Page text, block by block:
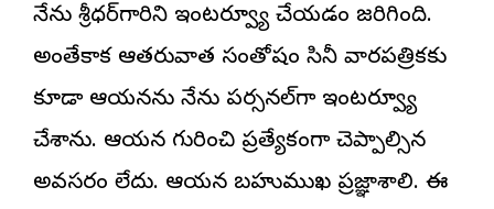
నేను శ్రీధర్‌గారిని ఇంటర్వ్యూ చేయడం జరిగింది.
అంతేకాక ఆతరువాత సంతోషం సినీ వారపత్రికకు
కూడా ఆయనను నేను పర్సనల్‌గా ఇంటర్వ్యూ
చేశాను. ఆయన గురించి ప్రత్యేకంగా చెప్పాల్సిన
అవసరం లేదు. ఆయన బహుముఖ ప్రజ్ఞాశాలి. ఈ